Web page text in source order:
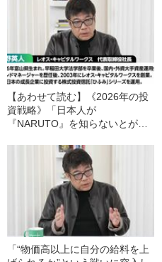
【あわせて読む】《2026年の投
資戦略》「日本人が
『NARUTO』を知らないとがっ
アニメ・IPが持つ「兆円企業」
へのポテンシャル
「“物価高以上に自分の給料を上